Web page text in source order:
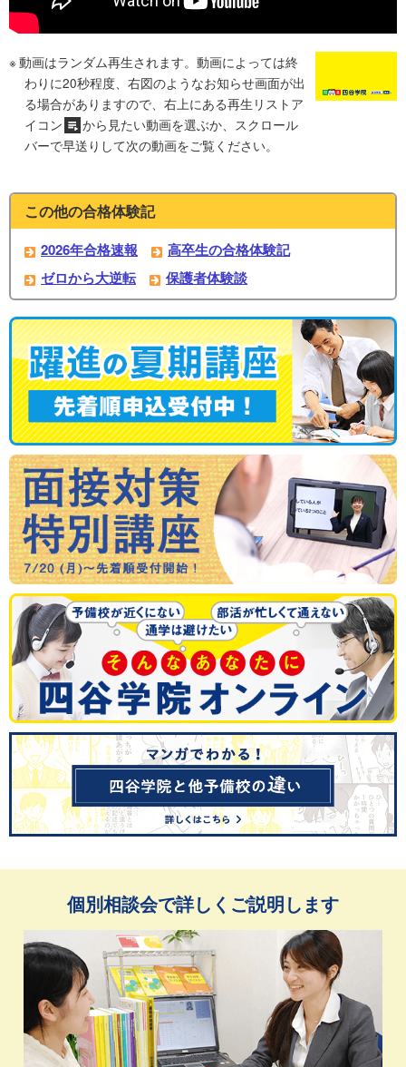
動画はランダム再生されます。動画によっては終
わりに20秒程度、右図のようなお知らせ画面が出
る場合がありますので、右上にある再生リストア
イコン
から見たい動画を選ぶか、スクロール
バーで早送りして次の動画をご覧ください。
この他の合格体験記
2026年合格速報
高卒生の合格体験記
ゼロから大逆転
保護者体験談
個別相談会で詳しくご説明します